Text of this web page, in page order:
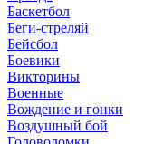
Баскетбол
Беги-стреляй
Бейсбол
Боевики
Викторины
Военные
Вождение и гонки
Воздушный бой